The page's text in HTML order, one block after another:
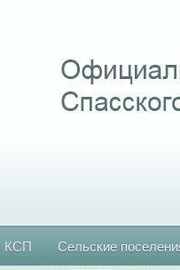
КСП Сельские